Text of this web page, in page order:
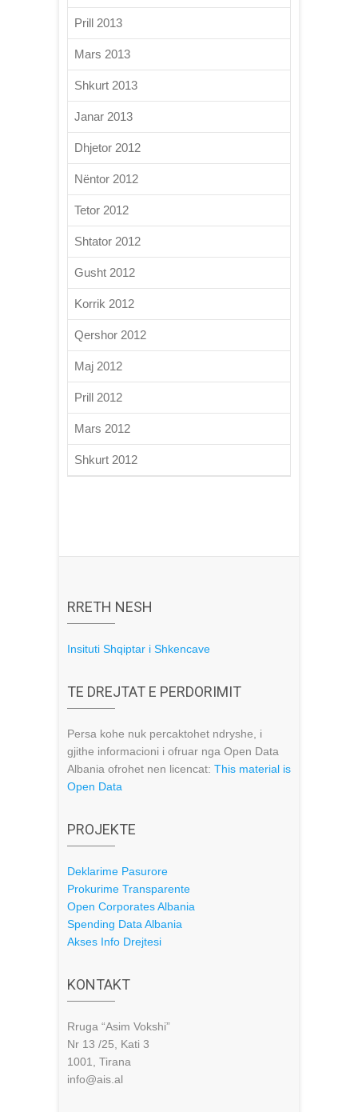
Prill 2013
Mars 2013
Shkurt 2013
Janar 2013
Dhjetor 2012
Nëntor 2012
Tetor 2012
Shtator 2012
Gusht 2012
Korrik 2012
Qershor 2012
Maj 2012
Prill 2012
Mars 2012
Shkurt 2012
RRETH NESH
Insituti Shqiptar i Shkencave
TE DREJTAT E PERDORIMIT
Persa kohe nuk percaktohet ndryshe, i
gjithe informacioni i ofruar nga Open Data
Albania ofrohet nen licencat: This material is
Open Data
PROJEKTE
Deklarime Pasurore
Prokurime Transparente
Open Corporates Albania
Spending Data Albania
Akses Info Drejtesi
KONTAKT
Rruga “Asim Vokshi”
Nr 13 /25, Kati 3
1001, Tirana
info@ais.al